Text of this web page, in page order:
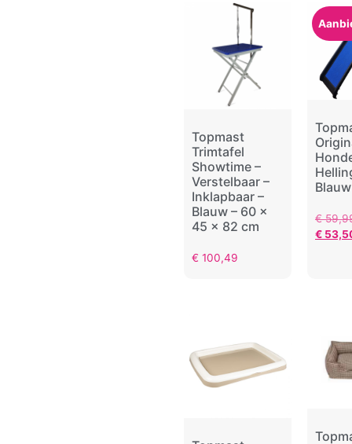
Topmast
Trimtafel
Showtime –
Verstelbaar –
Inklapbaar –
Blauw – 60 x
45 x 82 cm
€ 100,49
Blauw
€
€